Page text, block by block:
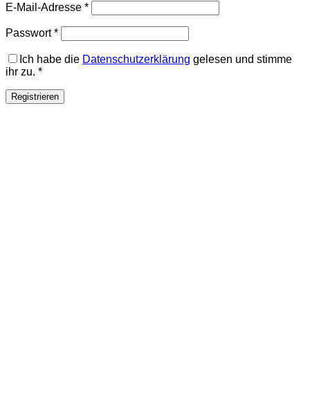
E-Mail-Adresse *Erforderlich
Passwort*Erforderlich
Ich habe die Datenschutzerklärung gelesen und stimme
ihr zu. *
Registrieren